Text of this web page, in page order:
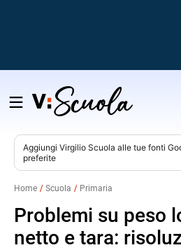
Salta
contenuto
Aggiungi Virgilio Scuola alle tue fonti
preferite
Home Scuola Primaria
Problemi su peso
netto e tara: